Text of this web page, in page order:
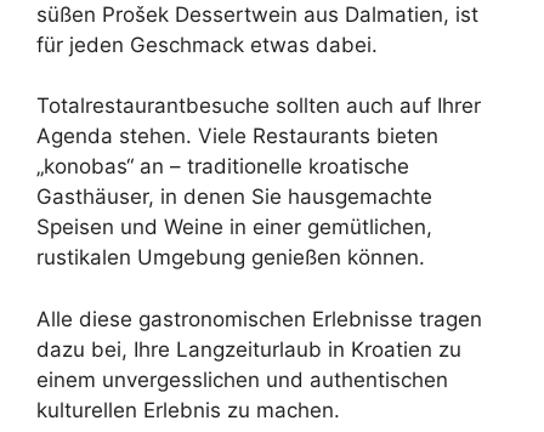
süßen Prošek Dessertwein aus Dalmatien, ist
für jeden Geschmack etwas dabei.
Totalrestaurantbesuche sollten auch auf Ihrer
Agenda stehen. Viele Restaurants bieten
„konobas“ an – traditionelle kroatische
Gasthäuser, in denen Sie hausgemachte
Speisen und Weine in einer gemütlichen,
rustikalen Umgebung genießen können.
Alle diese gastronomischen Erlebnisse tragen
dazu bei, Ihre Langzeiturlaub in Kroatien zu
einem unvergesslichen und authentischen
kulturellen Erlebnis zu machen.